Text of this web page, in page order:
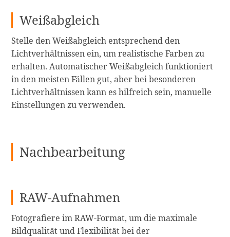
Weißabgleich
Stelle den Weißabgleich entsprechend den
Lichtverhältnissen ein, um realistische Farben zu
erhalten. Automatischer Weißabgleich funktioniert
in den meisten Fällen gut, aber bei besonderen
Lichtverhältnissen kann es hilfreich sein, manuelle
Einstellungen zu verwenden.
Nachbearbeitung
RAW-Aufnahmen
Fotografiere im RAW-Format, um die maximale
Bildqualität und Flexibilität bei der